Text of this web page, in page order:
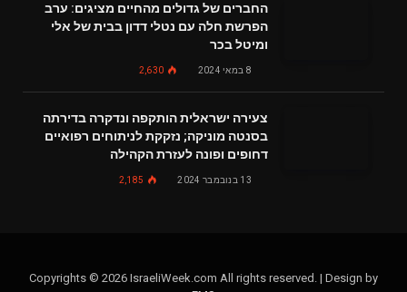
החברים של גדולים מהחיים מציגים: ערב
הפרשת חלה עם נטלי דדון בבית של אלי
ומיטל בכר
8 במאי 2024 2,630
צעירה ישראלית הותקפה ונדקרה בדירתה
בסנטה מוניקה; נזקקת לניתוחים רפואיים
דחופים ופונה לעזרת הקהילה
13 בנובמבר 2024 2,185
Copyrights © 2026 IsraeliWeek.com All rights reserved. | Design by